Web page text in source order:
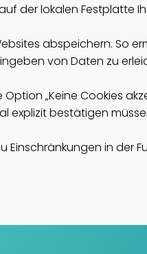
der lokalen Festplatte
abspeichern. So
von Daten zu
„Keine Cookies
explizit bestätigen
Einschränkungen in